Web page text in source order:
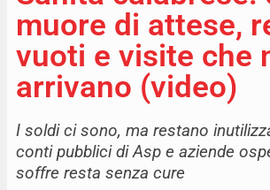
muore di attese,
vuoti e visite che
arrivano (video)
I soldi ci sono, ma restano
conti pubblici di Asp e aziende
soffre resta senza cure